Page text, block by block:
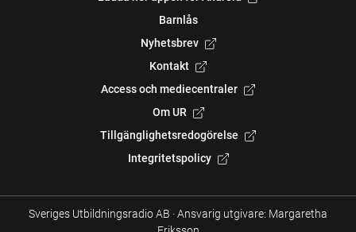
Barnlås
Nyhetsbrev
Kontakt
Access och mediecentraler
Om UR
Tillgänglighetsredogörelse
Integritetspolicy
Sveriges Utbildningsradio AB ·Ansvarig utgivare: Margaretha